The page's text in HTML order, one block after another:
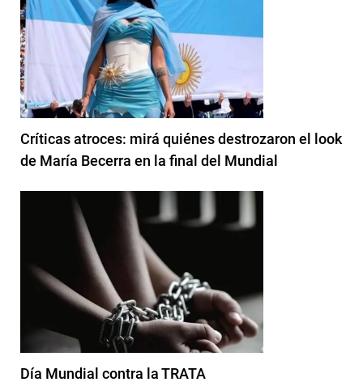
Críticas atroces: mirá quiénes destrozaron el look
de María Becerra en la final del Mundial
Día Mundial contra la TRATA